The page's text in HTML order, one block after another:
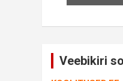
Veebikiri